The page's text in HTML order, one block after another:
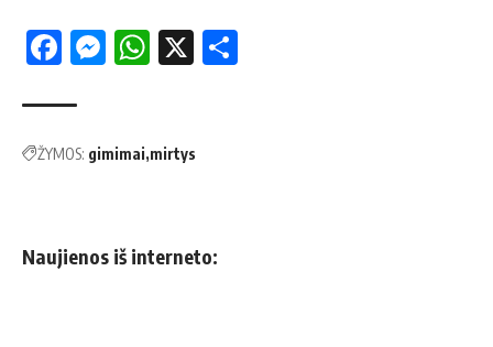
Facebook
Messenger
WhatsApp
X
ŽYMOS: gimimai mirtys
Naujienos iš interneto: